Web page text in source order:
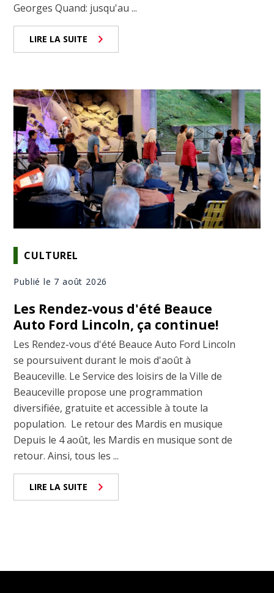
Georges Quand: jusqu'au ...
LIRE LA SUITE
CULTUREL
Publié le 7 août 2026
Les Rendez-vous d'été Beauce
Auto Ford Lincoln, ça continue!
Les Rendez-vous d'été Beauce Auto Ford Lincoln
se poursuivent durant le mois d'août à
Beauceville. Le Service des loisirs de la Ville de
Beauceville propose une programmation
diversifiée, gratuite et accessible à toute la
population. Le retour des Mardis en musique
Depuis le 4 août, les Mardis en musique sont de
retour. Ainsi, tous les ...
LIRE LA SUITE